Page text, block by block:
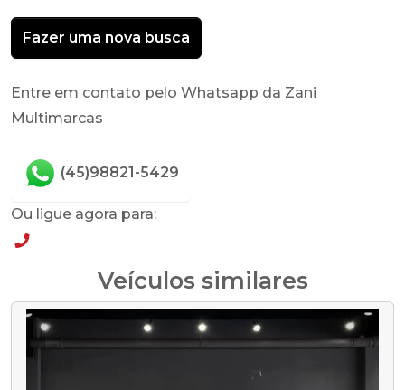
Fazer uma nova busca
Entre em contato pelo Whatsapp da Zani
Multimarcas
(45)98821-5429
Ou ligue agora para:
Veículos similares